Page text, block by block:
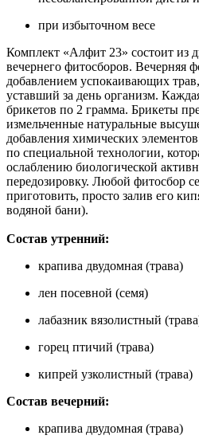
при избыточном весе
Комплект «Алфит 23» состоит из
вечернего фитосборов. Вечерняя
добавлением успокаивающих
уставший за день организм.
брикетов по 2 грамма. Брикеты
измельченные натуральные
добавления химических
по специальной технологии,
ослаблению биологической
передозировку. Любой фитосбор
приготовить, просто залив его
водяной бани).
Состав утренний:
крапива двудомная (трава)
лен посевной (семя)
лабазник вязолистный
горец птичий (трава)
кипрей узколистный (трава)
Состав вечерний:
крапива двудомная (трава)